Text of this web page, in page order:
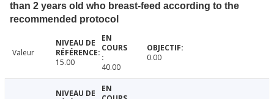
than 2 years old who breast-feed according to the
recommended protocol
Valeur
15.00
40.00
0.00